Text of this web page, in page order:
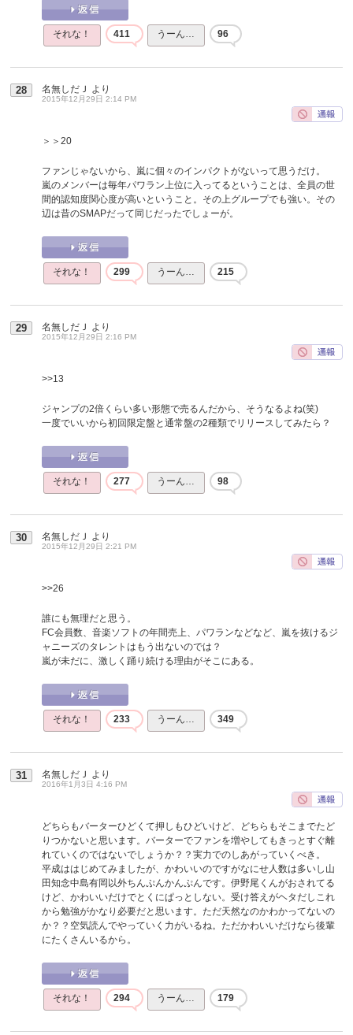
それな！ 411 うーん… 96
28 名無しだＪ より
2015年12月29日 2:14 PM
＞＞20
ファンじゃないから、嵐に個々のインパクトがないって思うだけ。
嵐のメンバーは毎年パワラン上位に入ってるということは、全員の世
間的認知度関心度が高いということ。その上グループでも強い。その
辺は昔のSMAPだって同じだったでしょーが。
それな！ 299 うーん… 215
29 名無しだＪ より
2015年12月29日 2:16 PM
>>13
ジャンプの2倍くらい多い形態で売るんだから、そうなるよね(笑)
一度でいいから初回限定盤と通常盤の2種類でリリースしてみたら？
それな！ 277 うーん… 98
30 名無しだＪ より
2015年12月29日 2:21 PM
>>26
誰にも無理だと思う。
FC会員数、音楽ソフトの年間売上、パワランなどなど、嵐を抜けるジ
ャニーズのタレントはもう出ないのでは？
嵐が未だに、激しく踊り続ける理由がそこにある。
それな！ 233 うーん… 349
31 名無しだＪ より
2016年1月3日 4:16 PM
どちらもバーターひどくて押しもひどいけど、どちらもそこまでたど
りつかないと思います。バーターでファンを増やしてもきっとすぐ離
れていくのではないでしょうか？？実力でのしあがっていくべき。
平成ははじめてみましたが、かわいいのですがなにせ人数は多いし山
田知念中島有岡以外ちんぷんかんぷんです。伊野尾くんがおされてる
けど、かわいいだけでとくにぱっとしない。受け答えがヘタだしこれ
から勉強がかなり必要だと思います。ただ天然なのかわかってないの
か？？空気読んでやっていく力がいるね。ただかわいいだけなら後輩
にたくさんいるから。
それな！ 294 うーん… 179